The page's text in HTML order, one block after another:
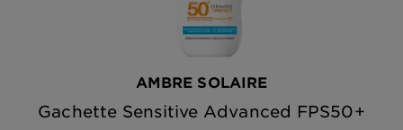
AMBRE SOLAIRE
Gachette Sensitive Advanced FPS50+